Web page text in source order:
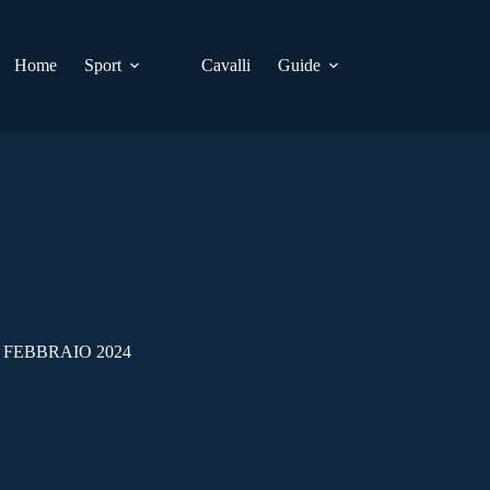
Home
Sport Cavalli Guide
2024